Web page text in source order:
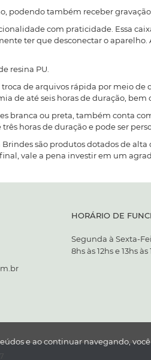
podendo também receber
com praticidade. Essa
ter que desconectar o aparelho.
resina PU.
de arquivos rápida por meio de
de até seis horas de duração,
branca ou preta, também conta
horas de duração e pode ser
são produtos dotados de
vale a pena investir em um
HORÁRIO DE
Segunda à Sexta-
8hs às 12hs e 13hs às
e ao continuar navegando,